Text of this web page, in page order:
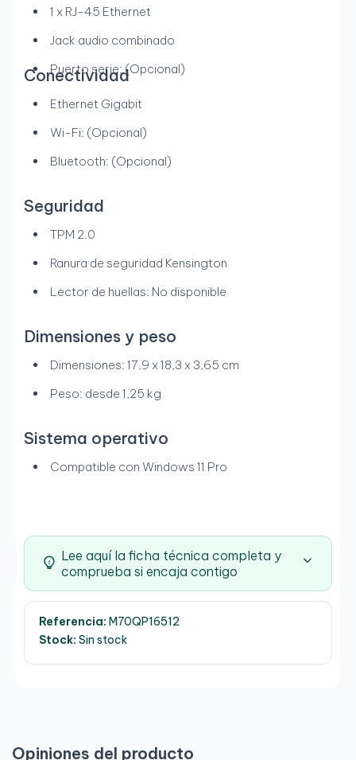
1 x RJ-45 Ethernet
Jack audio combinado
Puerto serie: (Opcional)
Conectividad
Ethernet Gigabit
Wi-Fi: (Opcional)
Bluetooth: (Opcional)
Seguridad
TPM 2.0
Ranura de seguridad Kensington
Lector de huellas: No disponible
Dimensiones y peso
Dimensiones: 17,9 x 18,3 x 3,65 cm
Peso: desde 1,25 kg
Sistema operativo
Compatible con Windows 11 Pro
Lee aquí la ficha técnica completa y
comprueba si encaja contigo
Referencia: M70QP16512
Stock: Sin stock
Opiniones del producto